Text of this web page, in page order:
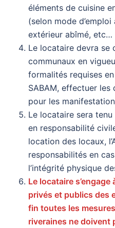
éléments de cuisine
(selon mode
extérieur abîmé, etc…
Le locataire devra se
communaux en
formalités requises
SABAM, effectuer les
pour les
Le locataire sera
en responsabilité
location des locaux,
responsabilités en
l’intégrité physique
Le locataire
privés et publics des
fin toutes les
riveraines ne doivent